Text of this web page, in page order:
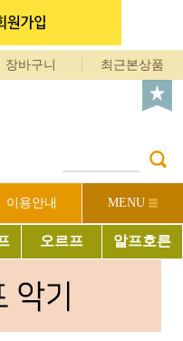
장바구니 최근본상품
이용안내 MENU
오르프 알프호른